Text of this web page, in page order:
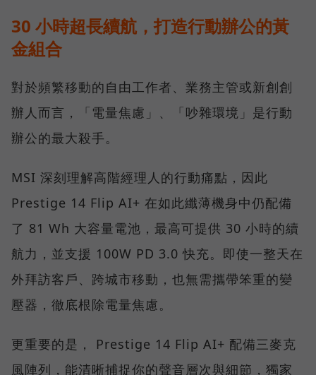
30 小時超長續航，打造行動辦公的黃
金組合
對於頻繁移動的自由工作者、業務主管或新創創
辦人而言，「電量焦慮」、「吵雜環境」是行動
辦公的最大殺手。
MSI 深刻理解高階經理人的行動痛點，因此
Prestige 14 Flip AI+ 在如此纖薄機身中仍配備
了 81 Wh 大容量電池，最高可提供 30 小時的續
航力，並支援 100W PD 3.0 快充。即使一整天在
外拜訪客戶、跨城市移動，也無需攜帶笨重的變
壓器，徹底根除電量焦慮。
更重要的是， Prestige 14 Flip AI+ 配備三麥克
風陣列，能清晰捕捉你的聲音層次與細節，獨家